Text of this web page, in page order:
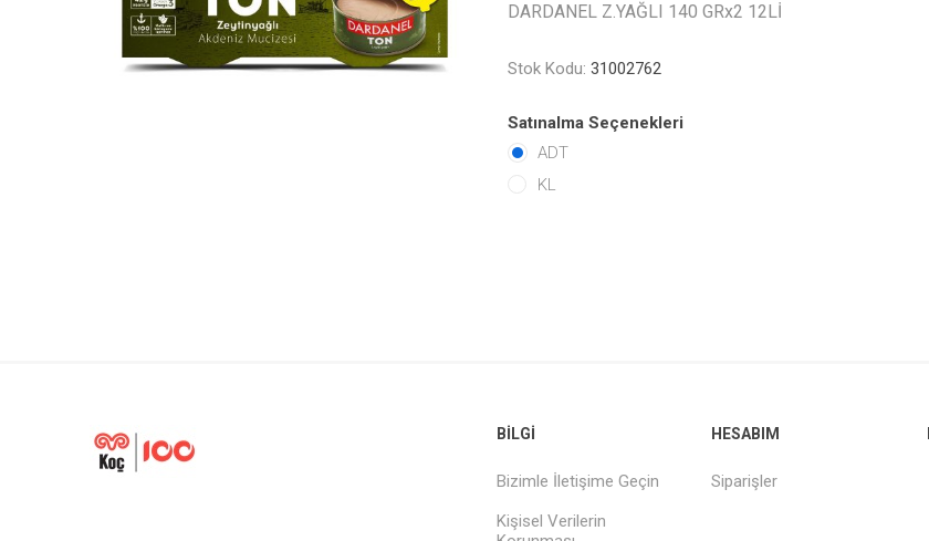
DARDANEL Z.YAĞLI 140 GRx2 12Lİ
Stok Kodu: 31002762
Satınalma Seçenekleri
ADT
KL
BILGI
Bizimle İletişime Geçin
Kişisel Verilerin
HESABIM
Siparişler